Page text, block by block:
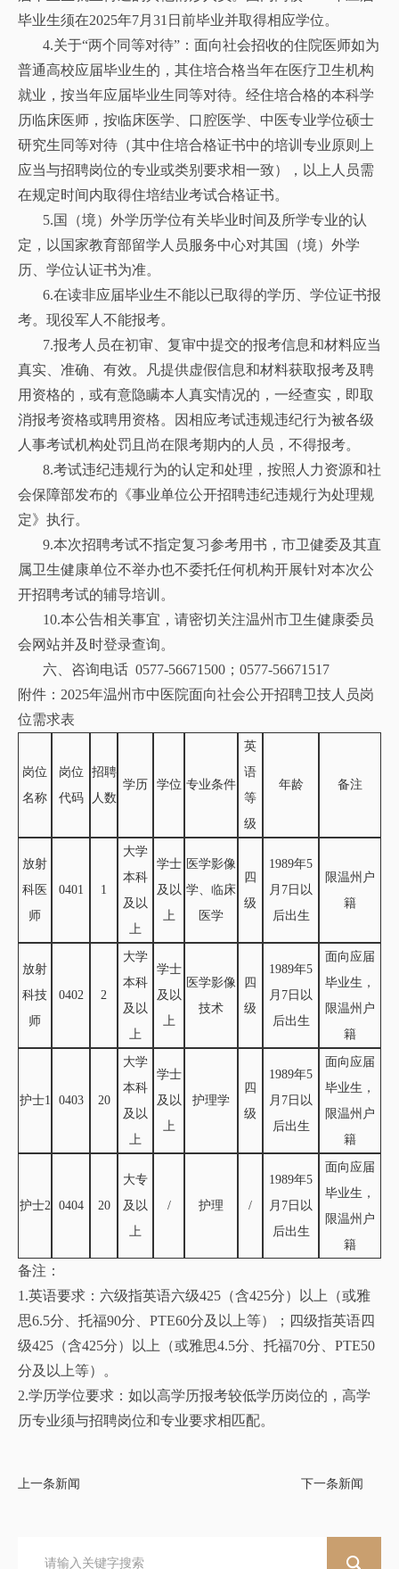
毕业生须在2025年7月31日前毕业并取得相应学位。
4.关于“两个同等对待”：面向社会招收的住院医师如为
普通高校应届毕业生的，其住培合格当年在医疗卫生机构
就业，按当年应届毕业生同等对待。经住培合格的本科学
历临床医师，按临床医学、口腔医学、中医专业学位硕士
研究生同等对待（其中住培合格证书中的培训专业原则上
应当与招聘岗位的专业或类别要求相一致），以上人员需
在规定时间内取得住培结业考试合格证书。
5.国（境）外学历学位有关毕业时间及所学专业的认
定，以国家教育部留学人员服务中心对其国（境）外学
历、学位认证书为准。
6.在读非应届毕业生不能以已取得的学历、学位证书报
考。现役军人不能报考。
7.报考人员在初审、复审中提交的报考信息和材料应当
真实、准确、有效。凡提供虚假信息和材料获取报考及聘
用资格的，或有意隐瞒本人真实情况的，一经查实，即取
消报考资格或聘用资格。因相应考试违规违纪行为被各级
人事考试机构处罚且尚在限考期内的人员，不得报考。
8.考试违纪违规行为的认定和处理，按照人力资源和社
会保障部发布的《事业单位公开招聘违纪违规行为处理规
定》执行。
9.本次招聘考试不指定复习参考用书，市卫健委及其直
属卫生健康单位不举办也不委托任何机构开展针对本次公
开招聘考试的辅导培训。
10.本公告相关事宜，请密切关注温州市卫生健康委员
会网站并及时登录查询。
六、咨询电话 0577-56671500；0577-56671517
附件 ： 2025年温州市中医院面向社会公开招聘卫技人员岗
位需求表
岗位
名称
岗位
代码
招聘
人数
学历 学位 专业条件
英
语
等
级
年龄 备注
放射
科医
师
0401 1
大学
本科
及以
上
学士
及以
上
医学影像
学、临床
医学
四
级
1989年5
月7日以
后出生
限温州户
籍
放射
科技
师
0402 2
大学
本科
及以
上
学士
及以
上
医学影像
技术
四
级
1989年5
月7日以
后出生
面向应届
毕业生，
限温州户
籍
护士1 0403 20
大学
本科
及以
上
学士
及以
上
护理学
四
级
1989年5
月7日以
后出生
面向应届
毕业生，
限温州户
籍
护士2 0404 20
大专
及以
上
/ 护理 /
1989年5
月7日以
后出生
面向应届
毕业生，
限温州户
籍
备注：
1.英语要求：六级指英语六级425（含425分）以上（或雅
思6.5分、托福90分、PTE60分及以上等）；四级指英语四
级425（含425分）以上（或雅思4.5分、托福70分、PTE50
分及以上等）。
2.学历学位要求：如以高学历报考较低学历岗位的，高学
历专业须与招聘岗位和专业要求相匹配。
上一条新闻 下一条新闻